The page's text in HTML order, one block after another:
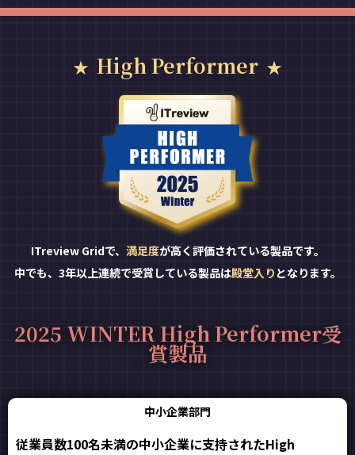
High Performer
ITreview Gridで、 満足度が高く評価されている製品です。
中でも、3年以上連続で受賞している製品は殿堂入り となります。
2025 WINTER High Performer受
賞製品
中小企業部門
従業員数100名未満の中小企業に支持されたHigh